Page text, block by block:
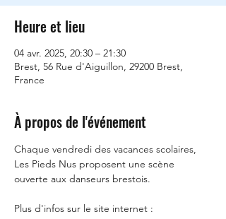
Heure et lieu
04 avr. 2025, 20:30 – 21:30
Brest, 56 Rue d'Aiguillon, 29200 Brest,
France
À propos de l'événement
Chaque vendredi des vacances scolaires,
Les Pieds Nus proposent une scène
ouverte aux danseurs brestois.
Plus d'infos sur le site internet :